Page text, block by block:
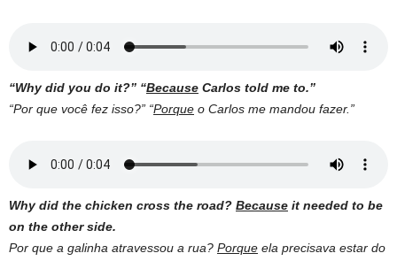
“Why did you do it?” “Because Carlos told me to.”
“Por que você fez isso?” “Porque o Carlos me mandou fazer.”
Why did the chicken cross the road? Because it needed to be
on the other side.
Por que a galinha atravessou a rua? Porque ela precisava estar do